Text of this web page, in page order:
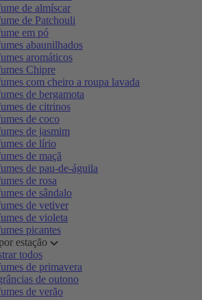
de almíscar
de Patchouli
em pó
abaunilhados
aromáticos
Chipre
com cheiro a roupa lavada
de bergamota
de citrinos
de coco
de jasmim
de lírio
de maçã
de pau-de-águila
de rosa
de sândalo
de vetiver
de violeta
picantes
estação
todos
de primavera
de outono
de verão